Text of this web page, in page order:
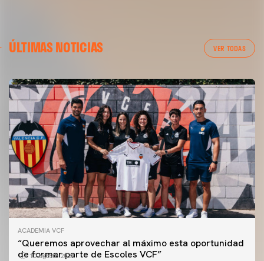
ÚLTIMAS NOTICIAS VER TODAS
ACADEMIA VCF
“Queremos aprovechar al máximo esta oportunidad
de formar parte de Escoles VCF”
10 agosto 2026